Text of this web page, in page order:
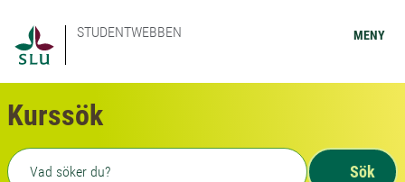
STUDENTWEBBEN MENY
Kurssök
Fritext sökning
Sök